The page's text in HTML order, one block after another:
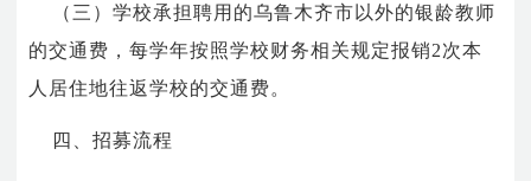
（三）学校承担聘用的乌鲁木齐市以外的银龄教师
的交通费，每学年按照学校财务相关规定报销2次本
人居住地往返学校的交通费。
四、招募流程